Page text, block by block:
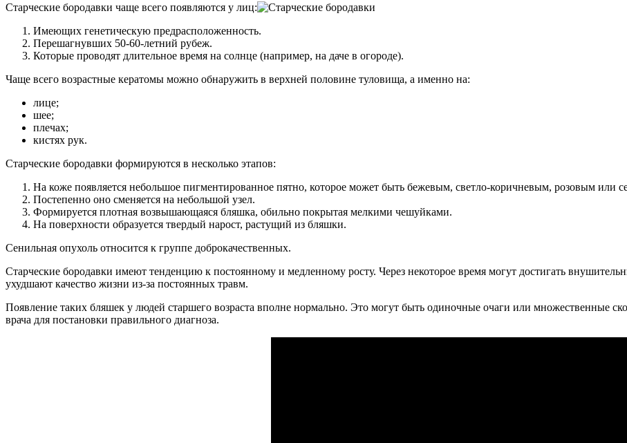
Старческие бородавки чаще всего появляются у лиц:
Имеющих генетическую предрасположенность.
Перешагнувших 50-60-летний рубеж.
Которые проводят длительное время на солнце (например, на даче в огороде).
Чаще всего возрастные кератомы можно обнаружить в верхней половине туловища, а именно на:
лице;
шее;
плечах;
кистях рук.
Старческие бородавки формируются в несколько этапов:
На коже появляется небольшое пигментированное пятно, которое может быть бежевым, светло-коричневым, розовым или
Постепенно оно сменяется на небольшой узел.
Формируется плотная возвышающаяся бляшка, обильно покрытая мелкими чешуйками.
На поверхности образуется твердый нарост, растущий из бляшки.
Сенильная опухоль относится к группе доброкачественных.
Старческие бородавки имеют тенденцию к постоянному и медленному росту. Через некоторое время могут достигать
ухудшают качество жизни из-за постоянных травм.
Появление таких бляшек у людей старшего возраста вполне нормально. Это могут быть одиночные очаги или множественные
врача для постановки правильного диагноза.